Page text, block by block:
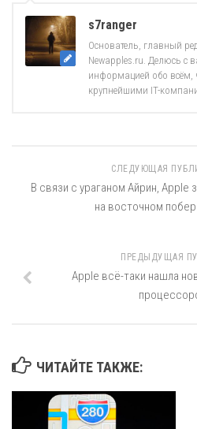
s7ranger
Основатель, главный
Newapples.ru. Делюсь с
информацией обо всём,
крупнейшими IT-
СЛЕДУЮЩАЯ
В связи с ураганом Айрин, Apple
на восточном
ПРЕДЫДУЩАЯ
Apple всё-таки нашла
ЧИТАЙТЕ ТАКЖЕ: